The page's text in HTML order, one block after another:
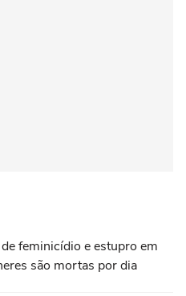
feminicídio e estupro em
são mortas por dia